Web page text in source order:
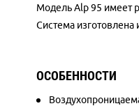
Модель Alp 95 имеет
Система изготовлена
ОСОБЕННОСТИ